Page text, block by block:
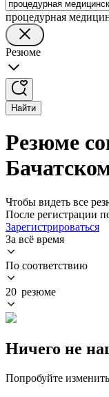
процедурная
Резюме
Найти
Резюме
Чтобы видеть все
После регистрации
Зарегистрироваться
За всё время
По соответствию
20 резюме
Ничего не
Попробуйте